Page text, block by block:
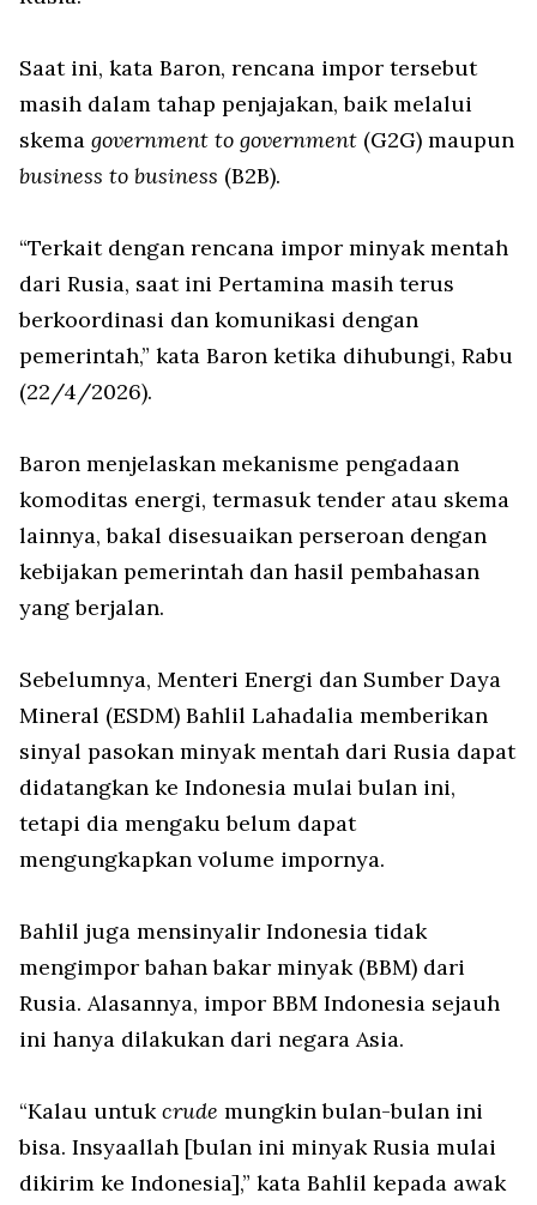
Saat ini, kata Baron, rencana impor tersebut
masih dalam tahap penjajakan, baik melalui
skema government to government (G2G) maupun
business to business (B2B).
“Terkait dengan rencana impor minyak mentah
dari Rusia, saat ini Pertamina masih terus
berkoordinasi dan komunikasi dengan
pemerintah,” kata Baron ketika dihubungi, Rabu
(22/4/2026).
Baron menjelaskan mekanisme pengadaan
komoditas energi, termasuk tender atau skema
lainnya, bakal disesuaikan perseroan dengan
kebijakan pemerintah dan hasil pembahasan
yang berjalan.
Sebelumnya, Menteri Energi dan Sumber Daya
Mineral (ESDM) Bahlil Lahadalia memberikan
sinyal pasokan minyak mentah dari Rusia dapat
didatangkan ke Indonesia mulai bulan ini,
tetapi dia mengaku belum dapat
mengungkapkan volume impornya.
Bahlil juga mensinyalir Indonesia tidak
mengimpor bahan bakar minyak (BBM) dari
Rusia. Alasannya, impor BBM Indonesia sejauh
ini hanya dilakukan dari negara Asia.
“Kalau untukcrude mungkin bulan-bulan ini
bisa. Insyaallah [bulan ini minyak Rusia mulai
dikirim ke Indonesia],” kata Bahlil kepada awak